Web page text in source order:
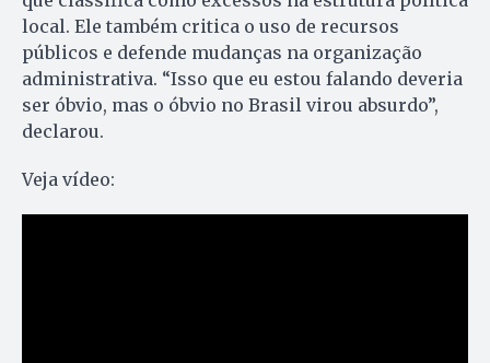
local. Ele também critica o uso de recursos
públicos e defende mudanças na organização
administrativa. “Isso que eu estou falando deveria
ser óbvio, mas o óbvio no Brasil virou absurdo”,
declarou.
Veja vídeo: